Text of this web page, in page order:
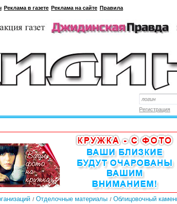
Реклама в газете Реклама на сайте Правила
Регистрация
Отделочные материалы
Облицовочный